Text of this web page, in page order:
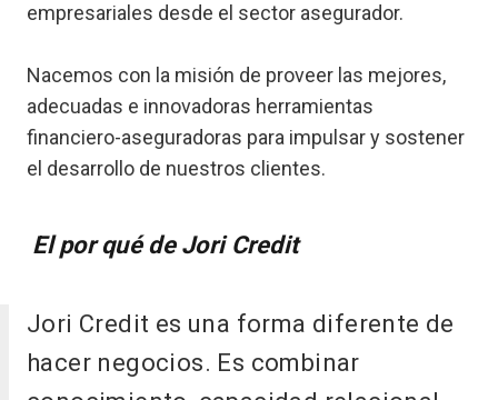
empresariales desde el sector asegurador.
Nacemos con la misión de proveer las mejores,
adecuadas e innovadoras herramientas
financiero-aseguradoras para impulsar y sostener
el desarrollo de nuestros clientes.
El por qué de Jori Credit
Jori Credit es una forma diferente de
hacer negocios. Es combinar